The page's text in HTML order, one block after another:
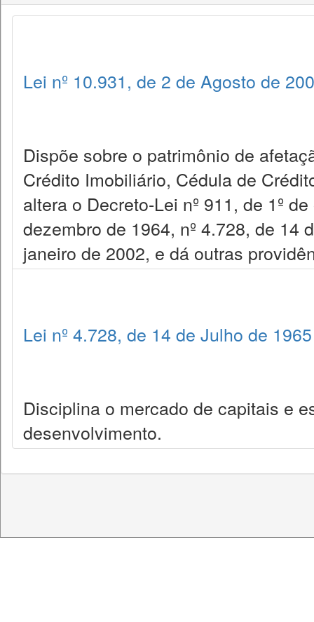
Lei nº 10.931, de 2 de Agosto de
Dispõe sobre o patrimônio de
Crédito Imobiliário, Cédula de
altera o Decreto-Lei nº 911, de 1º
dezembro de 1964, nº 4.728, de 14
janeiro de 2002, e dá outras
Lei nº 4.728, de 14 de Julho de 1965
Disciplina o mercado de capitais e
desenvolvimento.